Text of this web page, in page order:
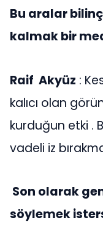
Bu aralar
kalmak bir
Raif Akyüz :
kalıcı olan
kurduğun etki .
vadeli iz
Son olarak
söylemek